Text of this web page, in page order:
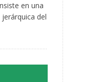
en una
del